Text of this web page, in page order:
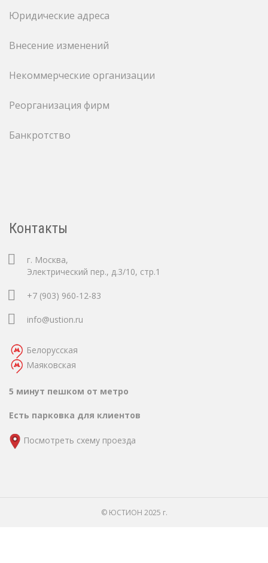
Юридические адреса
Внесение изменений
Некоммерческие организации
Реорганизация фирм
Банкротство
Контакты
г. Москва,
Электрический пер., д.3/10, стр.1
+7 (903) 960-12-83
info@ustion.ru
Белорусская
Маяковская
5 минут пешком от метро
Есть парковка для клиентов
Посмотреть схему проезда
© ЮСТИОН 2025 г.